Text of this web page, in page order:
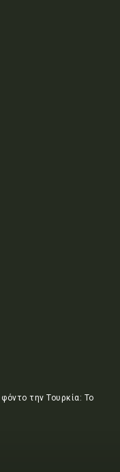
την Τουρκία: Το